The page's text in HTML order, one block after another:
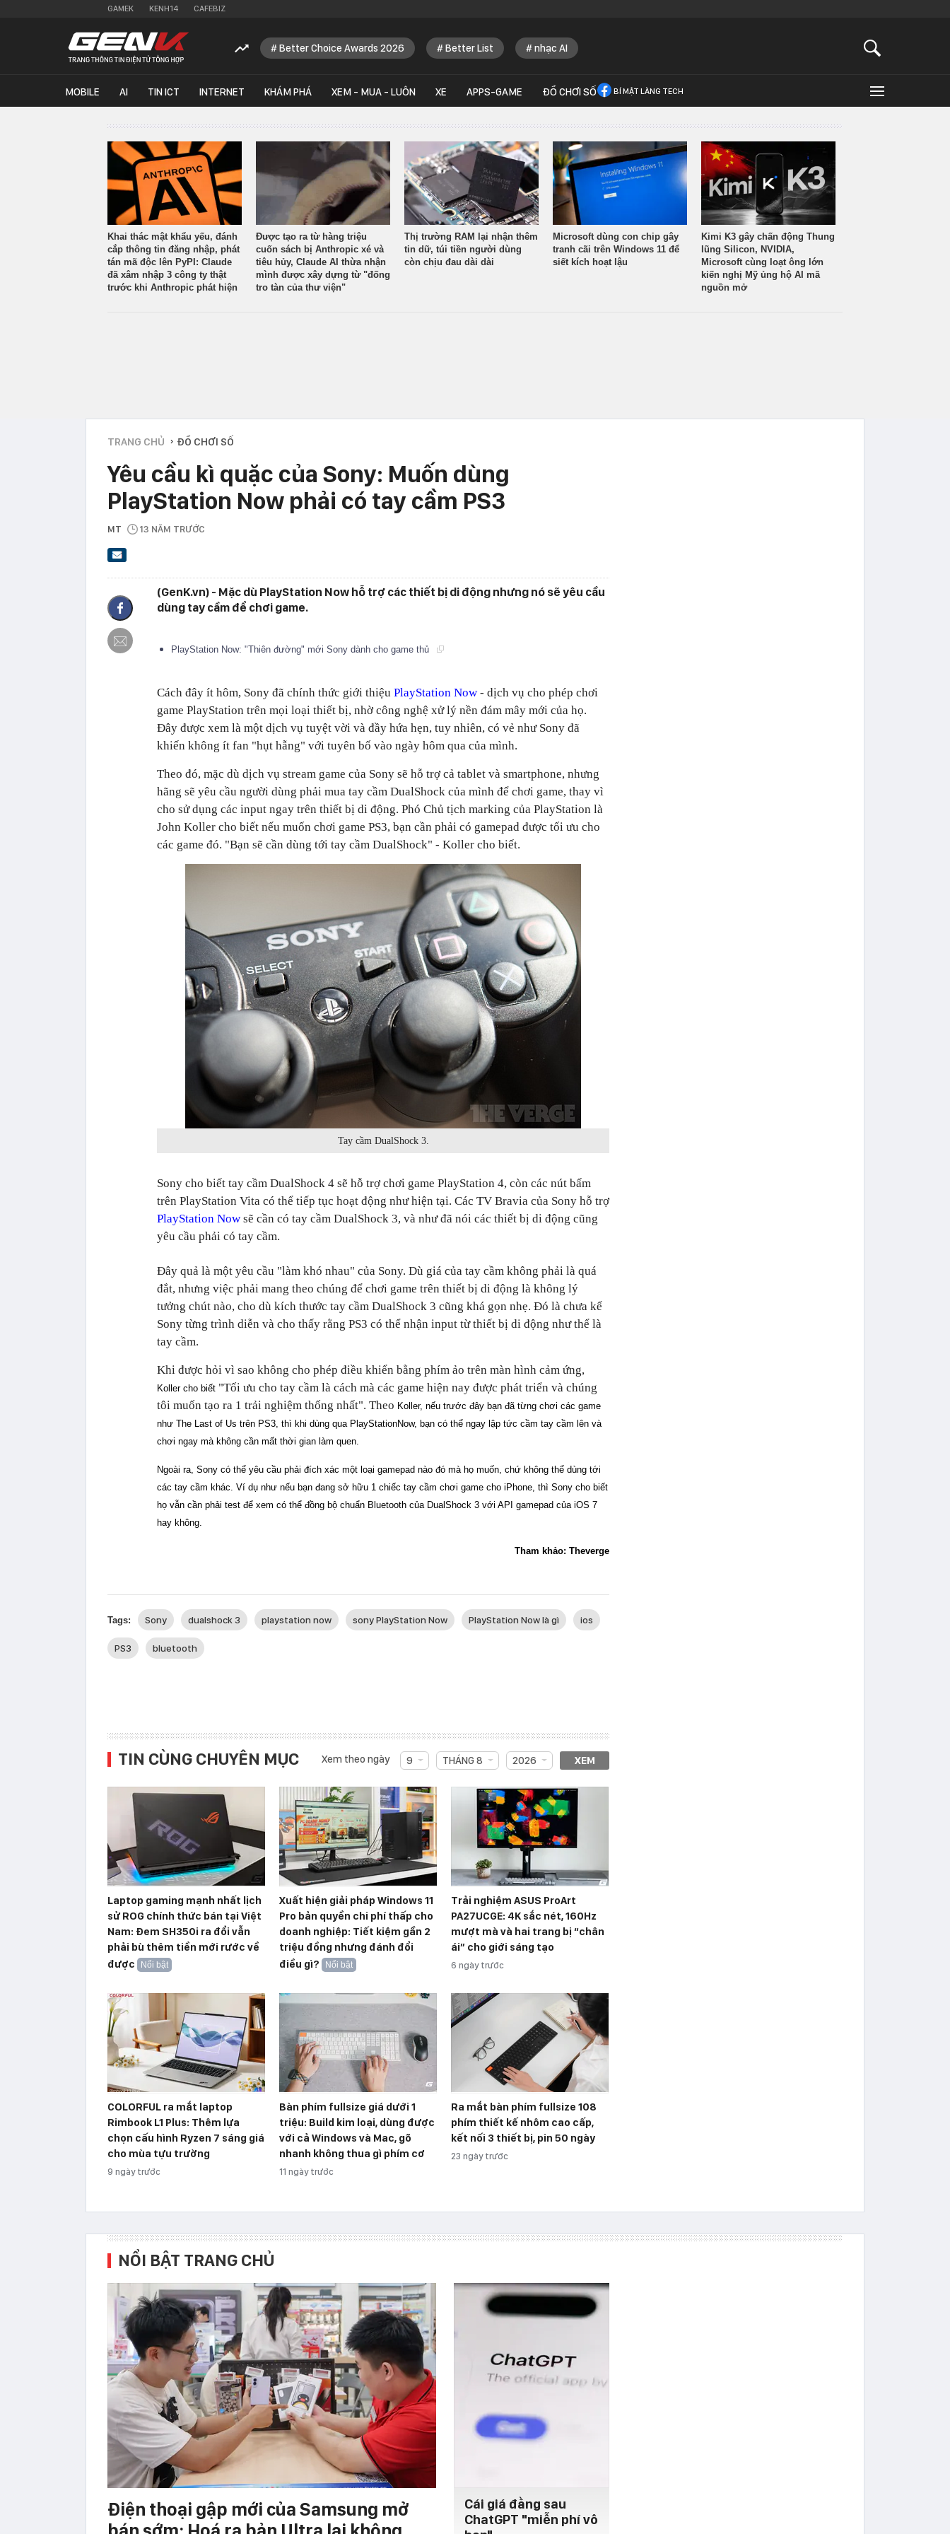
GAMEK KENH14 CAFEBIZ
Better Choice Awards 2026 Better List nhạc AI
MOBILE AI TIN ICT INTERNET KHÁM PHÁ XEM - MUA - LUÔN XE APPS-GAME ĐỒ CHƠI SỐ BÍ MẬT LÀNG TECH
Khai thác mật khẩu yếu, đánh
cắp thông tin đăng nhập, phát
tán mã độc lên PyPI: Claude
đã xâm nhập 3 công ty thật
trước khi Anthropic phát hiện
Được tạo ra từ hàng triệu
cuốn sách bị Anthropic xé và
tiêu hủy, Claude AI thừa nhận
mình được xây dựng từ "đống
tro tàn của thư viện"
Thị trường RAM lại nhận thêm
tin dữ, túi tiền người dùng
còn chịu đau dài dài
Microsoft dùng con chip gây
tranh cãi trên Windows 11 để
siết kích hoạt lậu
Kimi K3 gây chấn động Thung
lũng Silicon, NVIDIA,
Microsoft cùng loạt ông lớn
kiến nghị Mỹ ủng hộ AI mã
nguồn mở
TRANG CHỦ › ĐỒ CHƠI SỐ
Yêu cầu kì quặc của Sony: Muốn dùng
PlayStation Now phải có tay cầm PS3
MT 13 NĂM TRƯỚC
(GenK.vn) - Mặc dù PlayStation Now hỗ trợ các thiết bị di động nhưng nó sẽ yêu cầu
dùng tay cầm để chơi game.
PlayStation Now: "Thiên đường" mới Sony dành cho game thủ
Cách đây ít hôm, Sony đã chính thức giới thiệu PlayStation Now - dịch vụ cho phép chơi
game PlayStation trên mọi loại thiết bị, nhờ công nghệ xử lý nền đám mây mới của họ.
Đây được xem là một dịch vụ tuyệt vời và đầy hứa hẹn, tuy nhiên, có vẻ như Sony đã
khiến không ít fan "hụt hẫng" với tuyên bố vào ngày hôm qua của mình.
Theo đó, mặc dù dịch vụ stream game của Sony sẽ hỗ trợ cả tablet và smartphone, nhưng
hãng sẽ yêu cầu người dùng phải mua tay cầm DualShock của mình để chơi game, thay vì
cho sử dụng các input ngay trên thiết bị di động. Phó Chủ tịch marking của PlayStation là
John Koller cho biết nếu muốn chơi game PS3, bạn cần phải có gamepad được tối ưu cho
các game đó. "Bạn sẽ cần dùng tới tay cầm DualShock" - Koller cho biết.
Tay cầm DualShock 3.
Sony cho biết tay cầm DualShock 4 sẽ hỗ trợ chơi game PlayStation 4, còn các nút bấm
trên PlayStation Vita có thể tiếp tục hoạt động như hiện tại. Các TV Bravia của Sony hỗ trợ
PlayStation Now sẽ cần có tay cầm DualShock 3, và như đã nói các thiết bị di động cũng
yêu cầu phải có tay cầm.
Đây quả là một yêu cầu "làm khó nhau" của Sony. Dù giá của tay cầm không phải là quá
đắt, nhưng việc phải mang theo chúng để chơi game trên thiết bị di động là không lý
tưởng chút nào, cho dù kích thước tay cầm DualShock 3 cũng khá gọn nhẹ. Đó là chưa kể
Sony từng trình diễn và cho thấy rằng PS3 có thể nhận input từ thiết bị di động như thể là
tay cầm.
Khi được hỏi vì sao không cho phép điều khiển bằng phím ảo trên màn hình cảm ứng,
Koller cho biết "Tối ưu cho tay cầm là cách mà các game hiện nay được phát triển và chúng
tôi muốn tạo ra 1 trải nghiệm thống nhất". Theo Koller, nếu trước đây bạn đã từng chơi các game
như The Last of Us trên PS3, thì khi dùng qua PlayStationNow, bạn có thể ngay lập tức cầm tay cầm lên và
chơi ngay mà không cần mất thời gian làm quen.
Ngoài ra, Sony có thể yêu cầu phải đích xác một loại gamepad nào đó mà họ muốn, chứ không thể dùng tới
các tay cầm khác. Ví dụ như nếu bạn đang sở hữu 1 chiếc tay cầm chơi game cho iPhone, thì Sony cho biết
họ vẫn cần phải test để xem có thể đồng bộ chuẩn Bluetooth của DualShock 3 với API gamepad của iOS 7
hay không.
Tham khảo: Theverge
Tags: Sony dualshock 3 playstation now sony PlayStation Now PlayStation Now là gì ios
PS3 bluetooth
TIN CÙNG CHUYÊN MỤC Xem theo ngày 9 THÁNG 8 2026 XEM
Laptop gaming mạnh nhất lịch
sử ROG chính thức bán tại Việt
Nam: Đem SH350i ra đổi vẫn
phải bù thêm tiền mới rước về
được
Nổi bật
Xuất hiện giải pháp Windows 11
Pro bản quyền chi phí thấp cho
doanh nghiệp: Tiết kiệm gần 2
triệu đồng nhưng đánh đổi
điều gì?
Nổi bật
Trải nghiệm ASUS ProArt
PA27UCGE: 4K sắc nét, 160Hz
mượt mà và hai trang bị “chân
ái” cho giới sáng tạo
6 ngày trước
COLORFUL ra mắt laptop
Rimbook L1 Plus: Thêm lựa
chọn cấu hình Ryzen 7 sáng giá
cho mùa tựu trường
9 ngày trước
Bàn phím fullsize giá dưới 1
triệu: Build kim loại, dùng được
với cả Windows và Mac, gõ
nhanh không thua gì phím cơ
11 ngày trước
Ra mắt bàn phím fullsize 108
phím thiết kế nhôm cao cấp,
kết nối 3 thiết bị, pin 50 ngày
23 ngày trước
NỔI BẬT TRANG CHỦ
Điện thoại gập mới của Samsung mở
Cái giá đằng sau
ChatGPT "miễn phí vô